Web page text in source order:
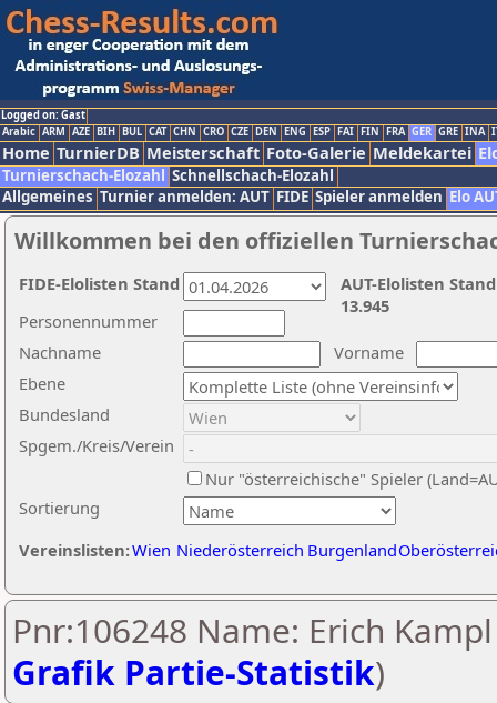
Logged on: Gast
Arabic ARM AZE BIH BUL CAT CHN CRO CZE DEN ENG ESP FAI FIN FRA GER GRE INA
Home TurnierDB Meisterschaft Foto-Galerie Meldekartei
Turnierschach-Elozahl Schnellschach-Elozahl
Allgemeines Turnier anmelden: AUT FIDE Spieler anmelden Elo
Willkommen bei den offiziellen
Nachname
Vorname
Ebene
Sortierung
Personennummer
Bundesland
Spgem./Kreis/Verein
Nur "österreichische" Spieler
Vereinslisten:Wien Niederösterreich Burgenland
AUT-Elolisten
13.945
FIDE-Elolisten Stand
Pnr:106248 Name: Erich
Grafik Partie-Statistik)